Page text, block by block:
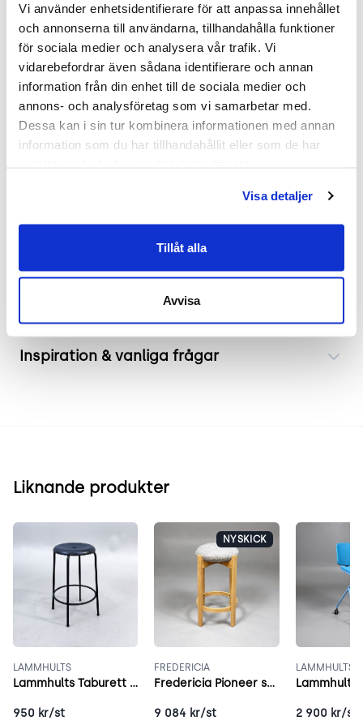
Vi använder enhetsidentifierare för att anpassa innehållet
och annonserna till användarna, tillhandahålla funktioner
för sociala medier och analysera vår trafik. Vi
vidarebefordrar även sådana identifierare och annan
information från din enhet till de sociala medier och
annons- och analysföretag som vi samarbetar med.
Dessa kan i sin tur kombinera informationen med annan
information som du har tillhandahållit eller som de har
Visa detaljer
Tillåt alla
Avvisa
Mer om Plint
Begagnad barstol från Materia, modell Plint.
Denna ljusgrå barstol med kromat underrede
kombinerar modern design med funktionalitet och
passar utmärkt i både kontors- och loungemiljöer.
Plint är lätt att placera i olika typer av inredningar.
atmosfär. Perfekt som extra sittplats i
konferensrum, väntrum eller pausutrymmen.
Inspiration & vanliga frågar
Liknande produkter
LAMMHULTS
Lammhults Taburett svart
950 kr/st
NYSKICK
FREDERICIA
Fredericia Pioneer stool grå
9 084 kr/st
LAMMHULTS
2 900 kr/st